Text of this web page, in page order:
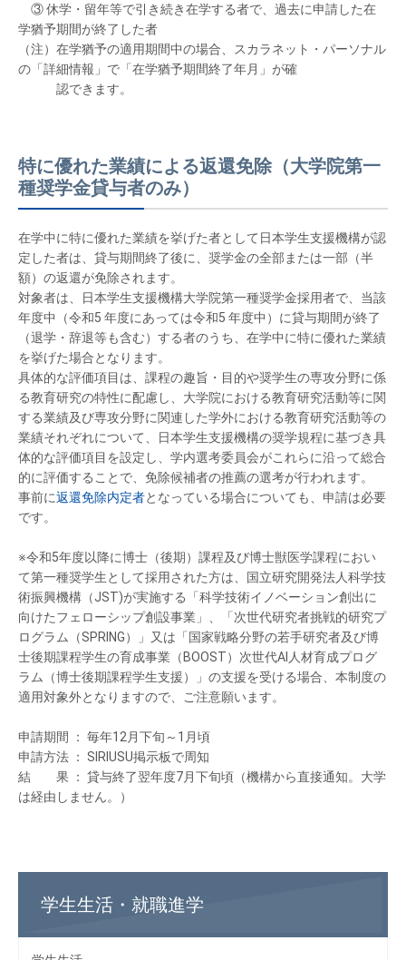
③ 休学・留年等で引き続き在学する者で、過去に申請した在
学猶予期間が終了した者
（注）在学猶予の適用期間中の場合、スカラネット・パーソナル
の「詳細情報」で「在学猶予期間終了年月」が確
認できます。
特に優れた業績による返還免除（大学院第一
種奨学金貸与者のみ）
在学中に特に優れた業績を挙げた者として日本学生支援機構が認
定した者は、貸与期間終了後に、奨学金の全部または一部（半
額）の返還が免除されます。
対象者は、日本学生支援機構大学院第一種奨学金採用者で、当該
年度中（令和5 年度にあっては令和5 年度中）に貸与期間が終了
（退学・辞退等も含む）する者のうち、在学中に特に優れた業績
を挙げた場合となります。
具体的な評価項目は、課程の趣旨・目的や奨学生の専攻分野に係
る教育研究の特性に配慮し、大学院における教育研究活動等に関
する業績及び専攻分野に関連した学外における教育研究活動等の
業績それぞれについて、日本学生支援機構の奨学規程に基づき具
体的な評価項目を設定し、学内選考委員会がこれらに沿って総合
的に評価することで、免除候補者の推薦の選考が行われます。
事前に返還免除内定者となっている場合についても、申請は必要
です。
※令和5年度以降に博士（後期）課程及び博士獣医学課程におい
て第一種奨学生として採用された方は、国立研究開発法人科学技
術振興機構（JST)が実施する「科学技術イノベーション創出に
向けたフェローシップ創設事業」、「次世代研究者挑戦的研究プ
ログラム（SPRING）」又は「国家戦略分野の若手研究者及び博
士後期課程学生の育成事業（BOOST）次世代AI人材育成プログ
ラム（博士後期課程学生支援）」の支援を受ける場合、本制度の
適用対象外となりますので、ご注意願います。
申請期間 ： 毎年12月下旬～1月頃
申請方法 ： SIRIUSU掲示板で周知
結 果 ： 貸与終了翌年度7月下旬頃（機構から直接通知。大学
は経由しません。）
学生生活・就職進学